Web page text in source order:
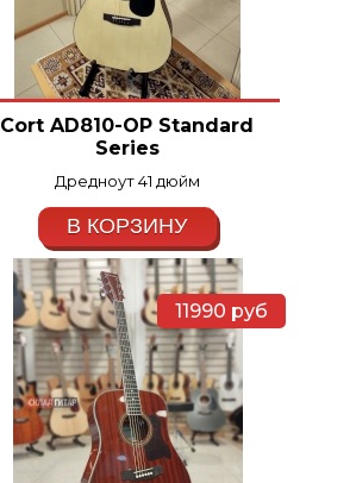
Cort AD810-OP Standard
Series
Дредноут 41 дюйм
В КОРЗИНУ
11990 руб